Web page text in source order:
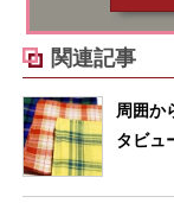
関連記事
周囲か
タビ